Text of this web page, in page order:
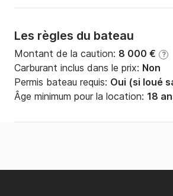
Les règles du bateau
Montant de la caution: 8 000 € ?
Carburant inclus dans le prix: Non
Permis bateau requis: Oui (si loué
Âge minimum pour la location: 18